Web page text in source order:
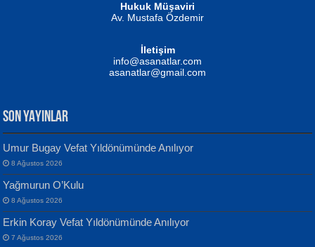
MUSTAFA KELOĞLU
Yarına İz Bırakmak...
Yılmaz Ekinci
Geceye Söylenen...
Hukuk Müşaviri
Av. Mustafa Özdemir
İletişim
info@asanatlar.com
asanatlar@gmail.com
SON YAYINLAR
Umur Bugay Vefat Yıldönümünde Anılıyor
8 Ağustos 2026
Yağmurun O’Kulu
8 Ağustos 2026
Erkin Koray Vefat Yıldönümünde Anılıyor
7 Ağustos 2026